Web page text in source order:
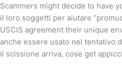
Scammers might decide to have
il loro soggetti per aiutare
USCIS agreement their unique
anche essere usato nel tentativo
il scissione arriva, cose get